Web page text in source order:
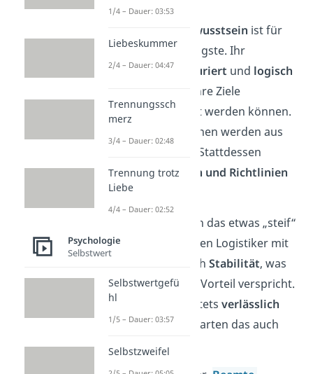
Verantwortungsbewusstsein ist für
Logistiker das Wichtigste. Ihr
Vorgehen iststrukturiert und logisch
aufgebaut, sodass ihre Ziele
bestmöglich erreicht werden können.
Gefühle und Emotionen werden aus
dem Spiel gelassen. Stattdessen
werdenVorschriften und Richtlinien
befolgt.
Nach außen hin kann das etwas „steif“
wirken. Jedoch streben Logistiker mit
ihrem Verhalten nach Stabilität, was
am Ende allen einen Vorteil verspricht.
Außerdem sind sie stets verlässlich
undehrlichund erwarten das auch
von ihrem Umfeld.
1/4 – Dauer: 03:53
Liebeskummer
2/4 – Dauer: 04:47
Trennungssch
merz
3/4 – Dauer: 02:48
Trennung trotz
Liebe
4/4 – Dauer: 02:52
Psychologie
Selbstwert
Selbstwertgefü
hl
1/5 – Dauer: 03:57
Selbstzweifel